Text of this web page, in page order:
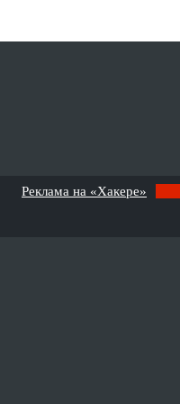
Реклама на «Хакере»